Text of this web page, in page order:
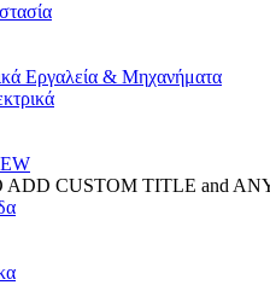
Εργαλεία & Μηχανήματα
CUSTOM TITLE and